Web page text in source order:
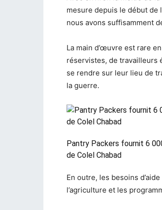
mesure depuis le début de
nous avons suffisamment
La main d’œuvre est rare
réservistes, de travailleurs
se rendre sur leur lieu de
la guerre.
Pantry Packers fournit 6
de Colel Chabad
En outre, les besoins
l’agriculture et les